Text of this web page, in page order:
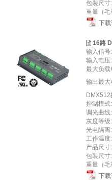
包装尺寸:
重量（毛
下
16路
输入信号:
输入电压:
最大负载
输出最大
DMX512
控制模式:
调光曲线:
灰度等级:
光电隔离:
工作温度:
产品尺寸:
包装尺寸:
重量（毛
下